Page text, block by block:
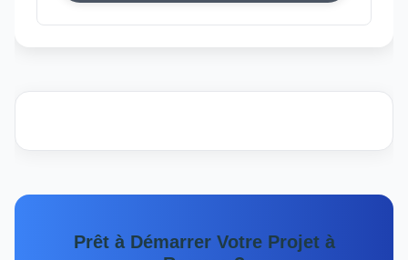
Prêt à Démarrer Votre Projet à